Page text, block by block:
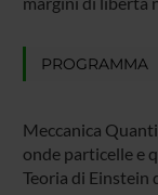
PROGRAMMA
Meccanica
onde particelle e
Teoria di